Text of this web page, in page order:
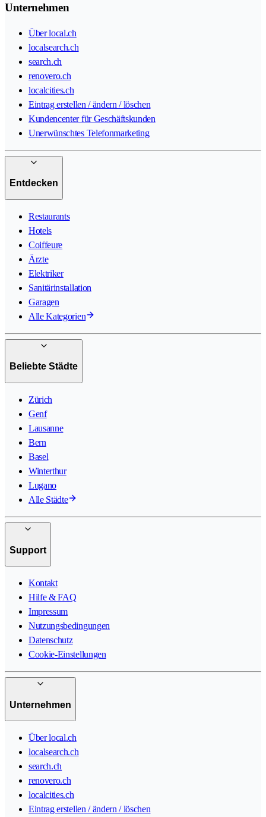
Unternehmen
Über local.ch
localsearch.ch
search.ch
renovero.ch
localcities.ch
Eintrag erstellen / ändern / löschen
Kundencenter für Geschäftskunden
Unerwünschtes Telefonmarketing
Entdecken
Restaurants
Hotels
Coiffeure
Ärzte
Elektriker
Sanitärinstallation
Garagen
Alle Kategorien
Beliebte Städte
Zürich
Genf
Lausanne
Bern
Basel
Winterthur
Lugano
Alle Städte
Support
Kontakt
Hilfe & FAQ
Impressum
Nutzungsbedingungen
Datenschutz
Cookie-Einstellungen
Unternehmen
Über local.ch
localsearch.ch
search.ch
renovero.ch
localcities.ch
Eintrag erstellen / ändern / löschen